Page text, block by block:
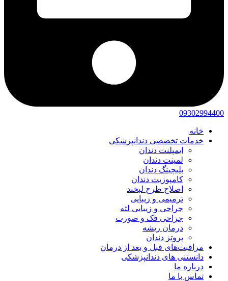
09302994400
خانه
خدمات تخصصی دندانپزشکی
ایمپلنت دندان
لمینت دندان
بلیچینگ دندان
کامپوزیت دندان
اصلاح طرح لبخند
ترمیمی و زیبایی
جراحی و زیبایی لثه
جراحی فک و صورت
درمان ریشه
پروتز دندان
مراقبت‌های قبل و بعد از درمان
دانستنی های دندانپزشکی
درباره ما
تماس با ما